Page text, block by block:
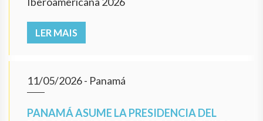
LER MAIS
11/05/2026- Panamá
PANAMÁ ASUME LA PRESIDENCIA DEL